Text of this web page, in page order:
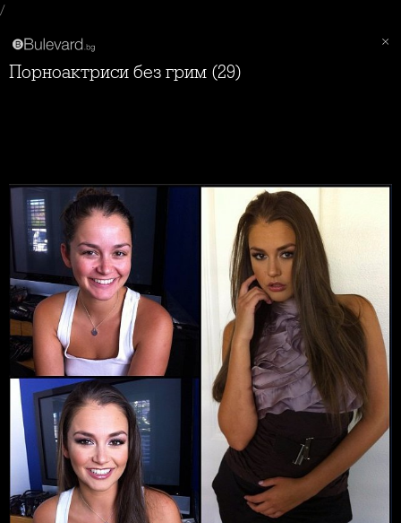
/
Порноактриси без грим (29)